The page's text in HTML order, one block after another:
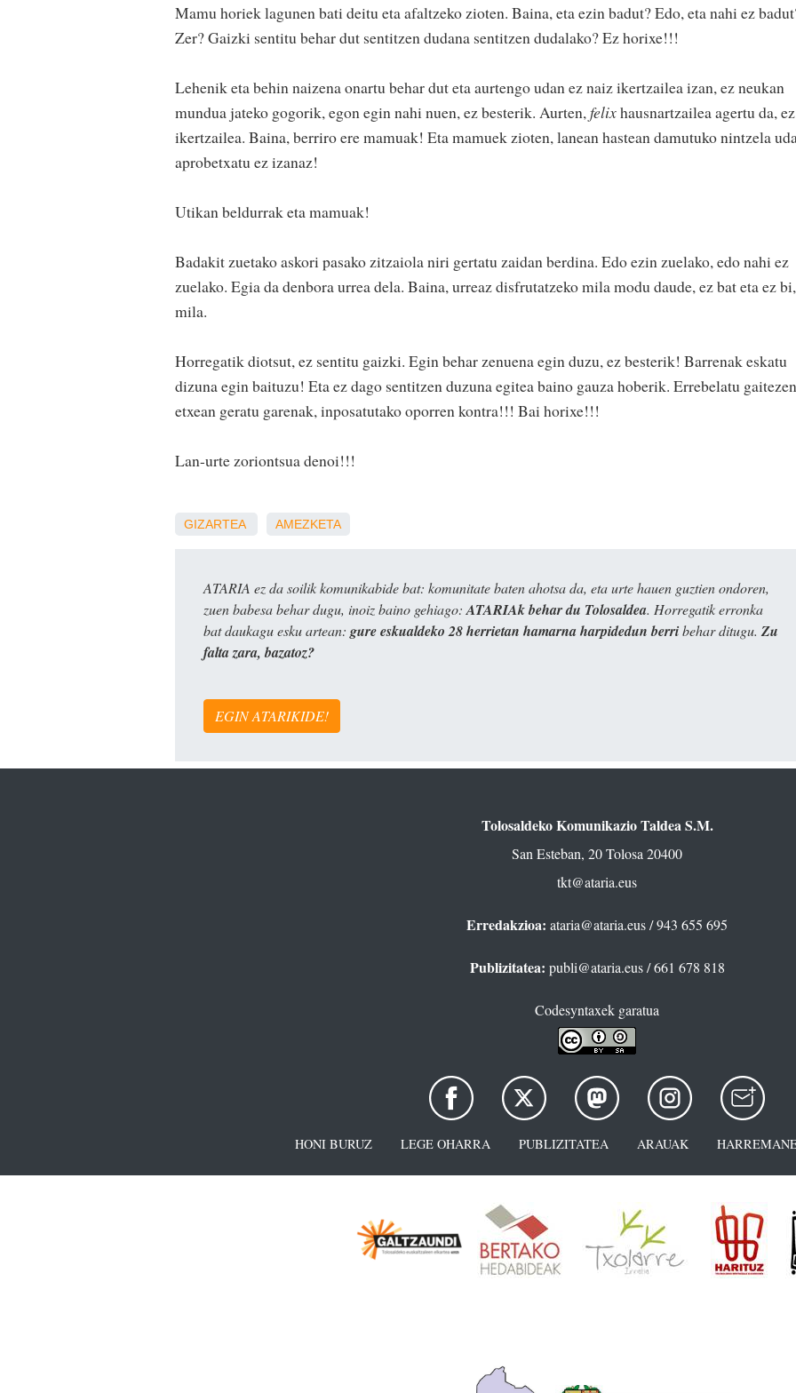
Mamu horiek lagunen bati deitu eta afaltzeko zioten. Baina, eta ezin badut? Edo, eta nahi ez
Zer? Gaizki sentitu behar dut sentitzen dudana sentitzen dudalako? Ez horixe!!!
Lehenik eta behin naizena onartu behar dut eta aurtengo udan ez naiz ikertzailea izan, ez neukan
mundua jateko gogorik, egon egin nahi nuen, ez besterik. Aurten,felixhausnartzailea agertu da, ez
ikertzailea. Baina, berriro ere mamuak! Eta mamuek zioten, lanean hastean damutuko nintzela
aprobetxatu ez izanaz!
Utikan beldurrak eta mamuak!
Badakit zuetako askori pasako zitzaiola niri gertatu zaidan berdina. Edo ezin zuelako, edo nahi ez
zuelako. Egia da denbora urrea dela. Baina, urreaz disfrutatzeko mila modu daude, ez bat eta ez bi,
mila.
Horregatik diotsut, ez sentitu gaizki. Egin behar zenuena egin duzu, ez besterik! Barrenak eskatu
dizuna egin baituzu! Eta ez dago sentitzen duzuna egitea baino gauza hoberik. Errebelatu gaitezen
etxean geratu garenak, inposatutako oporren kontra!!! Bai horixe!!!
Lan-urte zoriontsua denoi!!!
GIZARTEA AMEZKETA
ATARIA ez da soilik komunikabide bat: komunitate baten ahotsa da, eta urte hauen guztien ondoren,
zuen babesa behar dugu, inoiz baino gehiago: ATARIAk behar du Tolosaldea. Horregatik erronka
bat daukagu esku artean: gure eskualdeko 28 herrietan hamarna harpidedun berribehar ditugu. Zu
falta zara, bazatoz?
EGIN ATARIKIDE!
Tolosaldeko Komunikazio Taldea S.M.
San Esteban, 20 Tolosa 20400
tkt@ataria.eus
Erredakzioa: ataria@ataria.eus/ 943 655 695
Publizitatea: publi@ataria.eus/ 661 678 818
Codesyntaxek garatua
HONI BURUZ LEGE OHARRA PUBLIZITATEA ARAUAK